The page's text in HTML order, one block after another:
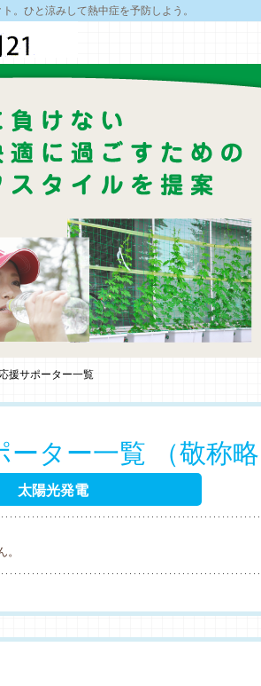
。ひと涼みして熱中症を予防しよう。
応援サポーター一覧
ーター一覧 （敬称
太陽光発電